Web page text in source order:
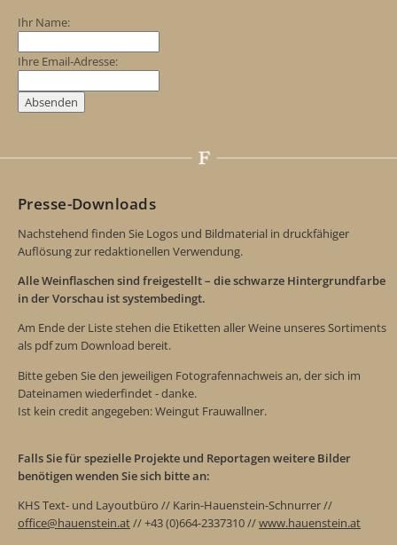
Ihr Name:
Ihre Email-Adresse:
Presse-Downloads
Nachstehend finden Sie Logos und Bildmaterial in druckfähiger
Auflösung zur redaktionellen Verwendung.
Alle Weinflaschen sind freigestellt – die schwarze Hintergrundfarbe
in der Vorschau ist systembedingt.
Am Ende der Liste stehen die Etiketten aller Weine unseres Sortiments
als pdf zum Download bereit.
Bitte geben Sie den jeweiligen Fotografennachweis an, der sich im
Dateinamen wiederfindet - danke.
Ist kein credit angegeben: Weingut Frauwallner.
Falls Sie für spezielle Projekte und Reportagen weitere Bilder
benötigen wenden Sie sich bitte an:
KHS Text- und Layoutbüro // Karin-Hauenstein-Schnurrer //
office@hauenstein.at// +43 (0)664-2337310 //www.hauenstein.at